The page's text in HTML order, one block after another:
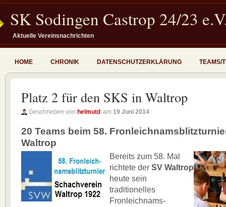
SK Sodingen Castrop 24/23
Aktuelle Vereinsnachrichten
HOME CHRONIK DATENSCHUTZERKLÄRUNG TEAMS/
Platz 2 für den SKS in Waltrop
Geschrieben von helmutd am 19 Juni 2014
20 Teams beim 58.
Waltrop
Bereits zum 58. Mal
richtete der SV Waltrop
heute sein
traditionelles
Fronleichnams-